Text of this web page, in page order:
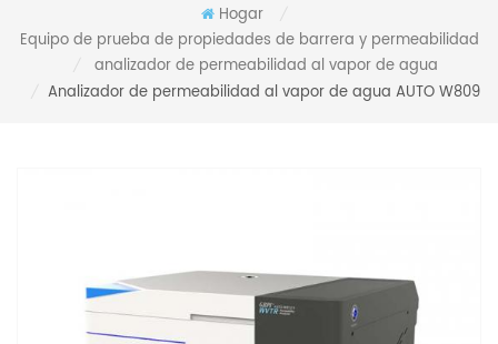
Hogar
Equipo de prueba de propiedades de barrera y permeabilidad
analizador de permeabilidad al vapor de agua
Analizador de permeabilidad al vapor de agua AUTO W809